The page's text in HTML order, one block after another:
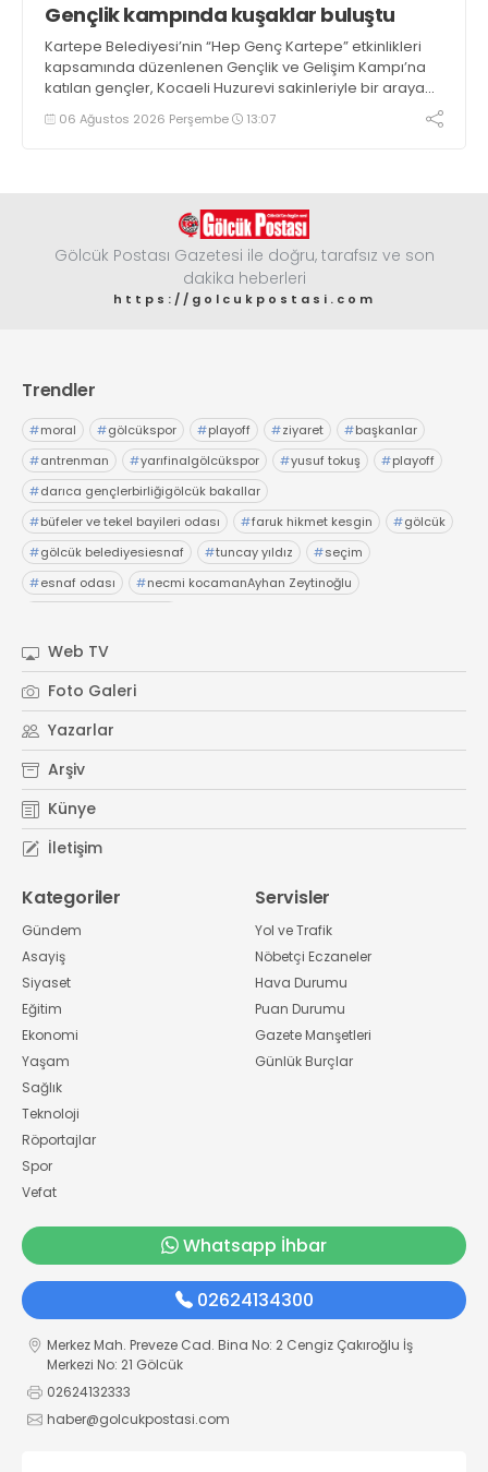
Gençlik kampında kuşaklar buluştu
Kartepe Belediyesi’nin “Hep Genç Kartepe” etkinlikleri
kapsamında düzenlenen Gençlik ve Gelişim Kampı’na
katılan gençler, Kocaeli Huzurevi sakinleriyle bir araya
geldi06 Ağustos 2026 Perşembe 13:07
Gölcük Postası Gazetesi ile doğru, tarafsız ve son
dakika heberleri
https://golcukpostasi.com
Trendler
#moral #gölcükspor #playoff #ziyaret #başkanlar
#antrenman #yarıfinalgölcükspor #yusuf tokuş #playoff
#darıca gençlerbirliğigölcük bakallar
#büfeler ve tekel bayileri odası #faruk hikmet kesgin #gölcük
#gölcük belediyesiesnaf #tuncay yıldız #seçim
#esnaf odası #necmi kocamanAyhan Zeytinoğlu
Web TV
Foto Galeri
Yazarlar
Arşiv
Künye
İletişim
Kategoriler
Gündem
Asayiş
Siyaset
Eğitim
Ekonomi
Yaşam
Sağlık
Teknoloji
Röportajlar
Spor
Vefat
Servisler
Yol ve Trafik
Nöbetçi Eczaneler
Hava Durumu
Puan Durumu
Gazete Manşetleri
Günlük Burçlar
Whatsapp İhbar
02624134300
Merkez Mah. Preveze Cad. Bina No: 2 Cengiz Çakıroğlu İş
Merkezi No: 21 Gölcük
02624132333
haber@golcukpostasi.com